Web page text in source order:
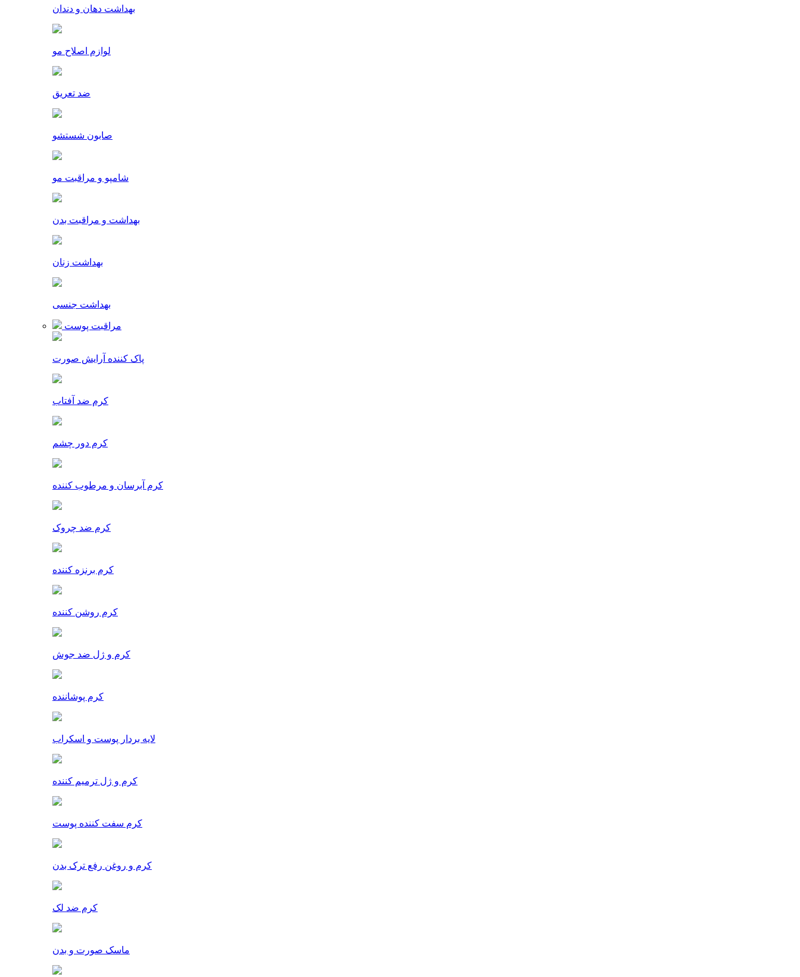
بهداشت دهان و دندان
لوازم اصلاح مو
ضد تعریق
صابون شستشو
شامپو و مراقبت مو
بهداشت و مراقبت بدن
بهداشت زنان
بهداشت جنسی
مراقبت پوست
پاک کننده آرایش صورت
کرم ضد آفتاب
کرم دور چشم
کرم آبرسان و مرطوب کننده
کرم ضد چروک
کرم برنزه کننده
کرم روشن کننده
کرم و ژل ضد جوش
کرم پوشاننده
لایه بردار پوست و اسکراب
کرم و ژل ترمیم کننده
کرم سفت کننده پوست
کرم و روغن رفع ترک بدن
کرم ضد لک
ماسک صورت و بدن